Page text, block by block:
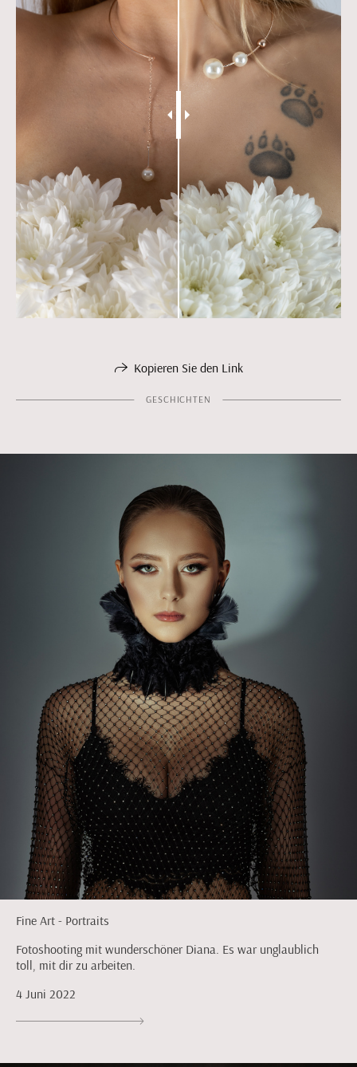
Kopieren Sie den Link
GESCHICHTEN
Fine Art - Portraits
Fotoshooting mit wunderschöner Diana. Es war unglaublich
toll, mit dir zu arbeiten.
4 Juni 2022